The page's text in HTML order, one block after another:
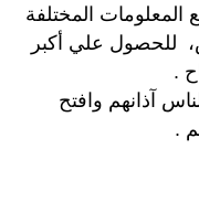
المختلفة
للحصول علي أكبر
.
آذانهم وافتح
.